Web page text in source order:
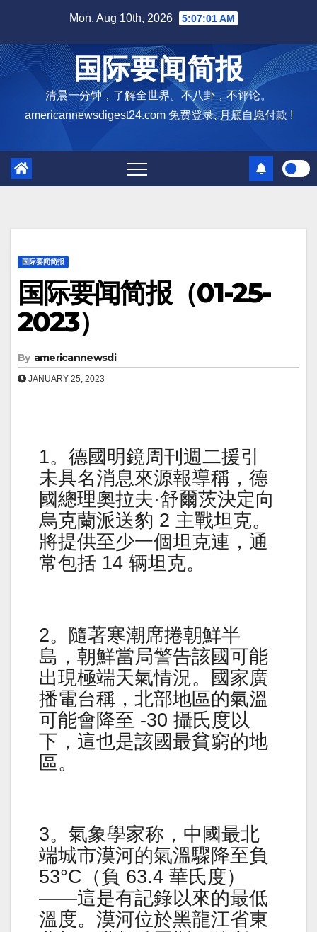
content
Mon. Aug 10th, 2026 5:07:02 AM
国际要闻简报
清晨一分钟，了解全世界。不八卦，不评论。
americannewsdigest24.com 免费登录, 月底自愿付款 !
国际要闻简报
国际要闻简报（01-25-
2023）
By americannewsdi
JANUARY 25, 2023
1。德國明鏡周刊週二援引
未具名消息來源報導稱，德
國總理奧拉夫·舒爾茨決定向
烏克蘭派送豹 2 主戰坦克。
將提供至少一個坦克連，通
常包括 14 辆坦克。
2。隨著寒潮席捲朝鮮半
島，朝鮮當局警告該國可能
出現極端天氣情況。國家廣
播電台稱，北部地區的氣溫
可能會降至 -30 攝氏度以
下，這也是該國最貧窮的地
區。
3。氣象學家称，中國最北
端城市漠河的氣溫驟降至負
53°C（負 63.4 華氏度）
——這是有記錄以來的最低
溫度。漠河位於黑龍江省東